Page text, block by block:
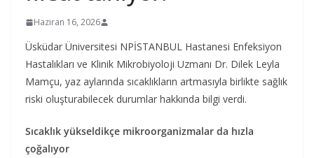
Haziran 16, 2026
Üsküdar Üniversitesi NPİSTANBUL Hastanesi Enfeksiyon
Hastalıkları ve Klinik Mikrobiyoloji Uzmanı Dr. Dilek Leyla
Mamçu, yaz aylarında sıcaklıkların artmasıyla birlikte sağlık
riski oluşturabilecek durumlar hakkında bilgi verdi.
Sıcaklık yükseldikçe mikroorganizmalar da hızla
çoğalıyor